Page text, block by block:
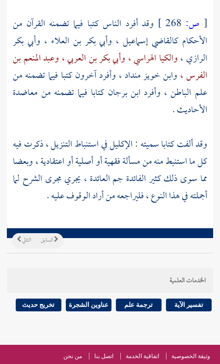
[ ص:
وقد أفرد الناس كتبا فيما تضمنه القرآن من
الأحكام كالقاضيإسماعيل ، وأبي بكر بن العلاء ، وأبي بكر
الرازي ،والكيا الهراسي ، وأبي بكر بن العربي ، وعبد المنعم بن
الفرس ، وابن خويز منداد ، وأفرد آخرون كتبا فيما تضمنه من
علم الباطن ، وأفرد ابن برجان كتابا فيما تضمنه من معاضدة
الأحاديث .
وقد ألفت كتابا سميته : الإكليل في استنباط التنزيل ، ذكرت فيه
كل ما استنبط منه من مسألة فقهية أو أصلية أو اعتقادية ، وبعضا
مما سوى ذلك كثير الفائدة جم العائدة ، يجري مجرى الشرح لما
أجملته في هذا النوع ، فليراجعه من أراد الوقوف عليه .
التالي السابق
الخدمات العلمية
تفسير الآية ترجمة علم عناوين الشجرة تخريج حديث
وثيقة الخصوصية اتفاقية الخدمة اتصل بنا من نحن